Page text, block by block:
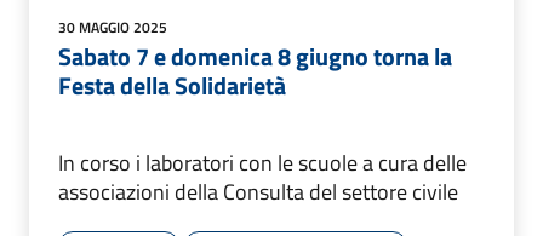
30 MAGGIO 2025
Sabato 7 e domenica 8 giugno torna la
Festa della Solidarietà
In corso i laboratori con le scuole a cura delle
associazioni della Consulta del settore civile